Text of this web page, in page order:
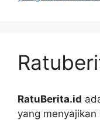
RatuBerita.id
yang